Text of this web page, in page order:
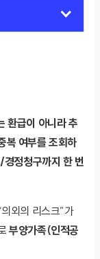
환급이 아니라 추
복 여부를 조회하
정청구까지 한 번
외의 리스크”가
부양가족(인적공